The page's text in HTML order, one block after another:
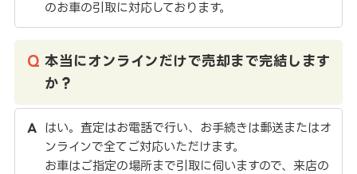
のお車の引取に対応しております。
本当にオンラインだけで売却まで完結します
か？
はい。査定はお電話で行い、お手続きは郵送またはオ
ンラインで全てご対応いただけます。
お車はご指定の場所まで引取に伺いますので、来店の